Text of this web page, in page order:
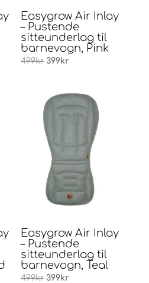
Easygrow Air Inlay
– Pustende
sitteunderlag til
barnevogn, Pink
499kr Opprinnelig
var:
499kr.
399krNåværende
er:
Easygrow Air Inlay
– Pustende
sitteunderlag til
barnevogn, Teal
499kr Opprinnelig
399krNåværende